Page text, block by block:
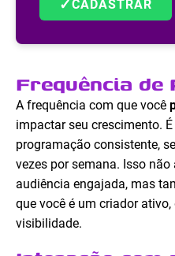
✓CADASTRAR
Frequência de
A frequência com que você
impactar seu crescimento.
programação consistente,
vezes por semana. Isso
audiência engajada, mas
que você é um criador
visibilidade.